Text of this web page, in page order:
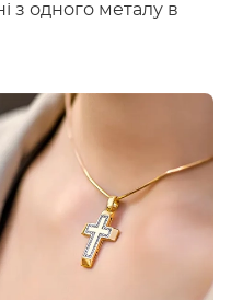
з одного металу в
Переглянути